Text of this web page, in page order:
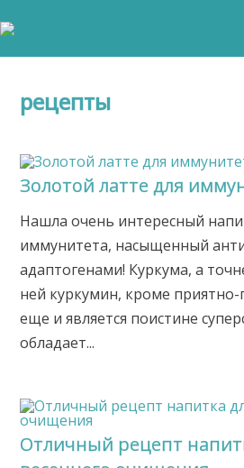
рецепты
Золотой латте для
Нашла очень интересный
иммунитета, насыщенный
адаптогенами! Куркума, а
ней куркумин, кроме
еще и является поистине
обладает...
Отличный рецепт